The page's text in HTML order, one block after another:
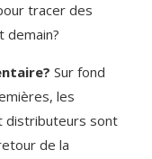
tracer des
demain?
Sur fond
les
distributeurs sont
de la